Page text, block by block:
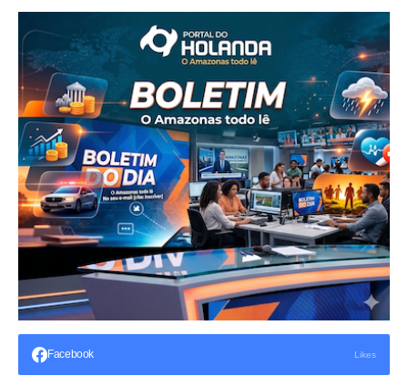
Facebook Likes